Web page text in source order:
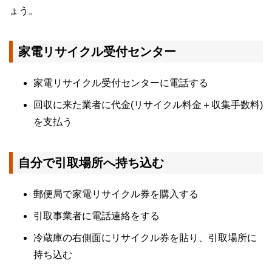
ょう。
家電リサイクル受付センター
家電リサイクル受付センターに電話する
回収に来た業者に代金(リサイクル料金＋収集手数料)
を支払う
自分で引取場所へ持ち込む
郵便局で家電リサイクル券を購入する
引取事業者に電話連絡をする
冷蔵庫の右側面にリサイクル券を貼り、引取場所に
持ち込む